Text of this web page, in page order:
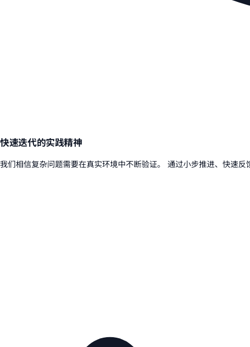
快速迭代的实践精神
我们相信复杂问题需要在真实环境中不断验证。 通过小步推进、快速反